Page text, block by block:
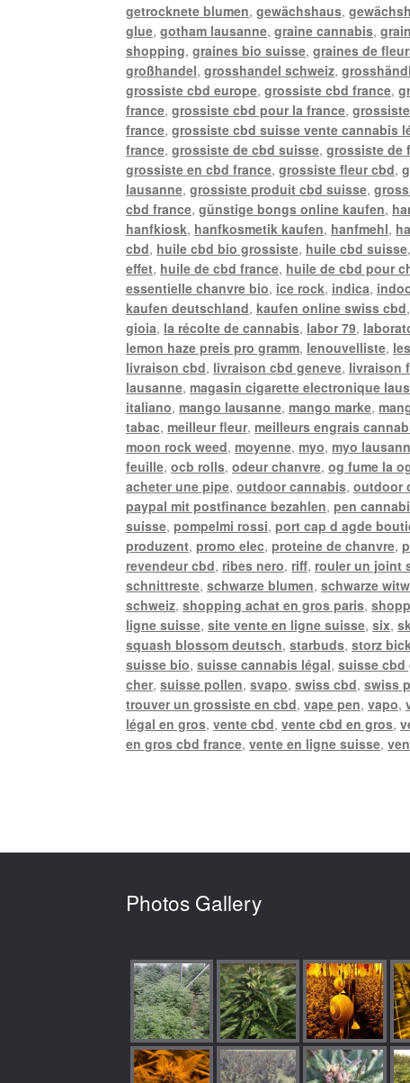
getrocknete blumen,gewächshaus,
glue,gotham lausanne,graine cannabis,
shopping,graines bio suisse,graines de
großhandel,grosshandel schweiz,
grossiste cbd europe,grossiste cbd france,
france,grossiste cbd pour la france,
france,grossiste cbd suisse vente cannabis
france,grossiste de cbd suisse,grossiste de
grossiste en cbd france,grossiste fleur cbd,
lausanne,grossiste produit cbd suisse,
cbd france,günstige bongs online kaufen,
hanfkiosk, hanfkosmetik kaufen, hanfmehl,
cbd, huile cbd bio grossiste, huile cbd suisse,
effet, huile de cbd france, huile de cbd pour
essentielle chanvre bio, ice rock, indica,
kaufen deutschland,kaufen online swiss cbd
gioia, la récolte de cannabis, labor 79,
lemon haze preis pro gramm, lenouvelliste,
livraison cbd, livraison cbd geneve, livraison
lausanne,magasin cigarette electronique
italiano,mango lausanne,mango marke,
tabac,meilleur fleur,meilleurs engrais
moon rock weed,moyenne,myo,myo
feuille,ocb rolls,odeur chanvre,og fume la
acheter une pipe,outdoor cannabis,outdoor
paypal mit postfinance bezahlen,pen
suisse,pompelmi rossi,port cap d agde
produzent,promo elec,proteine de chanvre,
revendeur cbd, ribes nero, riff, rouler un joint
schnittreste,schwarze blumen,schwarze
schweiz,shopping achat en gros paris,
ligne suisse,site vente en ligne suisse,six,
squash blossom deutsch,starbuds,storz
suisse bio,suisse cannabis légal,suisse cbd
cher,suisse pollen,svapo,swiss cbd,swiss
trouver un grossiste en cbd,vape pen,vapo,
légal en gros,vente cbd,vente cbd en gros,
en gros cbd france,vente en ligne suisse,
Photos Gallery